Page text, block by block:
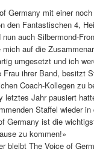
Germany mit einer
den Fantastischen 4,
auch Silbermond-
auf die
umgesetzt und ich
ihrer Band, besitzt
Coach-Kollegen zu
Jahr pausiert
Staffel wieder
Germany ist die
zu kommen!»
bleibt The Voice of